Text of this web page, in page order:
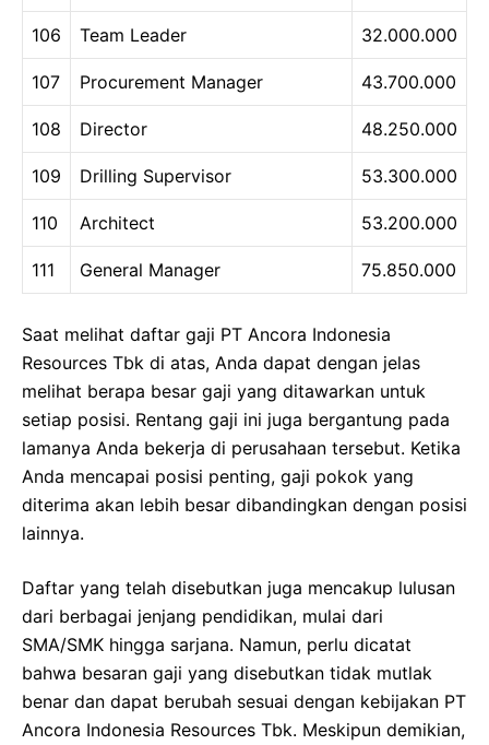
106 Team Leader 32.000.000
107 Procurement Manager 43.700.000
108 Director 48.250.000
109 Drilling Supervisor 53.300.000
110 Architect 53.200.000
111 General Manager 75.850.000
Saat melihat daftar gaji PT Ancora Indonesia
Resources Tbk di atas, Anda dapat dengan jelas
melihat berapa besar gaji yang ditawarkan untuk
setiap posisi. Rentang gaji ini juga bergantung pada
lamanya Anda bekerja di perusahaan tersebut. Ketika
Anda mencapai posisi penting, gaji pokok yang
diterima akan lebih besar dibandingkan dengan posisi
lainnya.
Daftar yang telah disebutkan juga mencakup lulusan
dari berbagai jenjang pendidikan, mulai dari
SMA/SMK hingga sarjana. Namun, perlu dicatat
bahwa besaran gaji yang disebutkan tidak mutlak
benar dan dapat berubah sesuai dengan kebijakan PT
Ancora Indonesia Resources Tbk. Meskipun demikian,